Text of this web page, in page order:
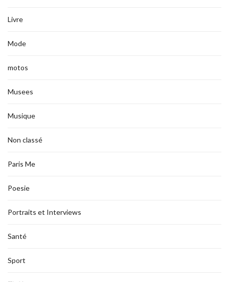
Livre
Mode
motos
Musees
Musique
Non classé
Paris Me
Poesie
Portraits et Interviews
Santé
Sport